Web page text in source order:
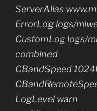
ServerAlias
ErrorLog logs/
CustomLog logs/
combined
CBandSpeed
LogLevel warn